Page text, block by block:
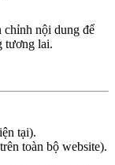
chỉnh nội dung để
tương lai.
tại).
toàn bộ website).